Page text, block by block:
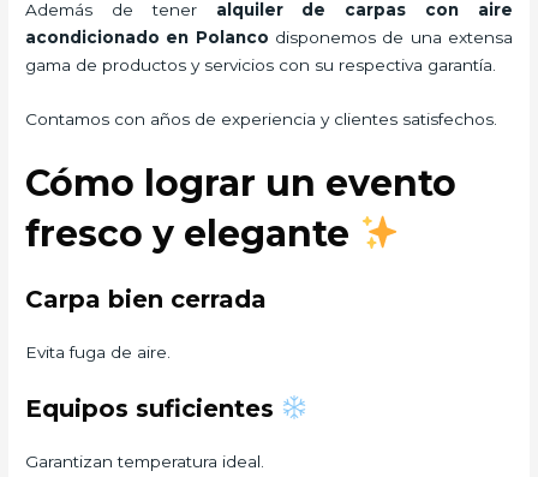
Además de tener alquiler de carpas con aire
acondicionado en Polanco disponemos de una extensa
gama de productos y servicios con su respectiva garantía.
Contamos con años de experiencia y clientes satisfechos.
Cómo lograr un evento
fresco y elegante
Carpa bien cerrada
Evita fuga de aire.
Equipos suficientes
Garantizan temperatura ideal.